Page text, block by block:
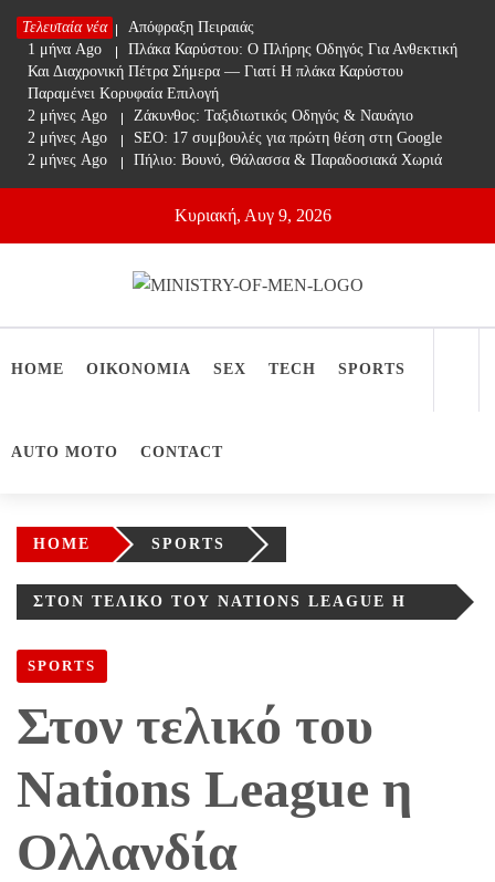
Skip
content
Τελευταία νέα
1 μήνα Ago
Απόφραξη Πειραιάς
1 μήνα Ago
Πλάκα Καρύστου: Ο Πλήρης Οδηγός Για Ανθεκτική
Και Διαχρονική Πέτρα Σήμερα — Γιατί Η πλάκα Καρύστου
Παραμένει Κορυφαία Επιλογή
2 μήνες Ago
Ζάκυνθος: Ταξιδιωτικός Οδηγός & Ναυάγιο
2 μήνες Ago
SEO: 17 συμβουλές για πρώτη θέση στη Google
2 μήνες Ago
Πήλιο: Βουνό, Θάλασσα & Παραδοσιακά Χωριά
Κυριακή, Αυγ 9, 2026
Ministry Of Men
HOME ΟΙΚΟΝΟΜΙΑ SEX TECH SPORTS
AUTO MOTO CONTACT
HOME SPORTS
ΣΤΟΝ ΤΕΛΙΚΌ ΤΟΥ NATIONS LEAGUE Η
SPORTS
Στον τελικό του
Nations League η
Ολλανδία